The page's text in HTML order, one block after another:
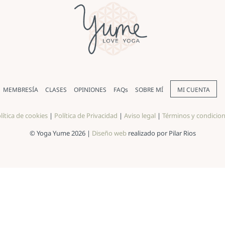
MEMBRESÍA CLASES OPINIONES FAQs SOBRE MÍ MI CUENTA
de cookies | Política de Privacidad | Aviso legal | Términos y
© Yoga Yume 2026 | Diseño webrealizado por Pilar Rios